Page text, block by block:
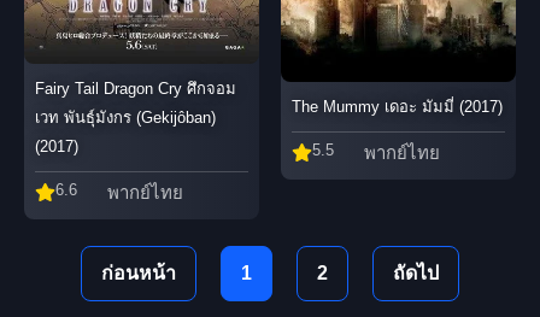
Fairy Tail Dragon Cry ศึกจอม
เวท พันธุ์มังกร (Gekijôban)
(2017)
6.6 พากย์ไทย
The Mummy เดอะ มัมมี่ (2017)
5.5 พากย์ไทย
ก่อนหน้า 1 2 ถัดไป